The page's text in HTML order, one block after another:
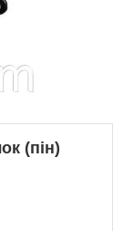
(пін)